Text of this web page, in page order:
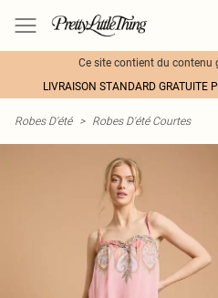
Ce site contient du contenu
LIVRAISON STANDARD GRATUITE
Robes D'été > Robes D'été Courtes